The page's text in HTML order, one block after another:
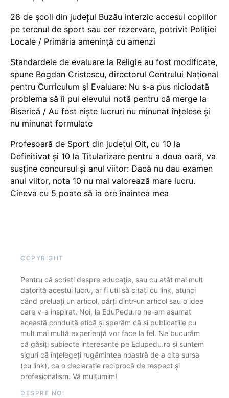
28 de școli din județul Buzău interzic accesul copiilor
pe terenul de sport sau cer rezervare, potrivit Poliției
Locale / Primăria amenință cu amenzi
Standardele de evaluare la Religie au fost modificate,
spune Bogdan Cristescu, directorul Centrului Național
pentru Curriculum și Evaluare: Nu s-a pus niciodată
problema să îi pui elevului notă pentru că merge la
Biserică / Au fost niște lucruri nu minunat înțelese și
nu minunat formulate
Profesoară de Sport din județul Olt, cu 10 la
Definitivat și 10 la Titularizare pentru a doua oară, va
susține concursul și anul viitor: Dacă nu dau examen
anul viitor, nota 10 nu mai valorează mare lucru.
Cineva cu 5 poate să ia ore înaintea mea
COPYRIGHT
Pentru că scrieți despre educație, sau cu atât mai mult
datorită acestui lucru, ar fi util să citați cu link, atunci
când preluați un articol, părți dintr-un articol sau o idee
care v-a inspirat. Noi, la EduPedu.ro ne-am asumat
această conduită etică și sperăm că și publicațiile cu
mult mai multă experiență vor face la fel. Ne bucurăm
că găsiți subiecte interesante pe Edupedu.ro și suntem
siguri că înțelegeți rugămintea noastră de a cita sursa
(cu link), ca o declarație reciprocă de respect și
profesionalism. Vă mulțumim!
DESPRE NOI